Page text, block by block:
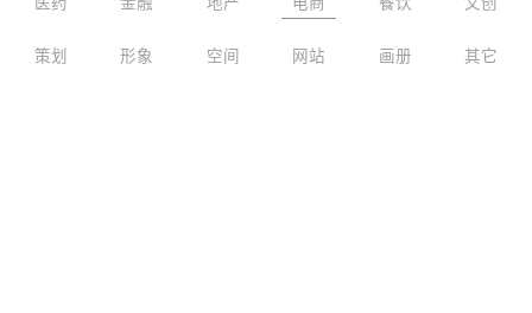
策划 形象 空间 网站 画册 其它